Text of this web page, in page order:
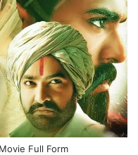
Movie Full Form